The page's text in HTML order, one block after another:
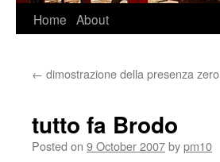
Skip
content
Home About
← dimostrazione della presenza zero
tutto fa Brodo
Posted on 9 October 2007bypm10